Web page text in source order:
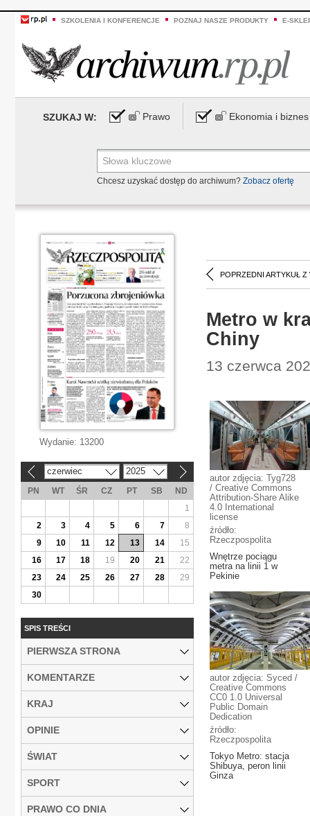
SZKOLENIA I KONFERENCJE POZNAJ NASZE PRODUKTY E-
SZUKAJ W: Prawo Ekonomia i biznes
Chcesz uzyskać dostęp do archiwum? Zobacz ofertę
POPRZEDNI ARTYKUŁ Z
Metro w
Chiny
13 czerwca
autor zdjęcia: Tyg728
/ Creative Commons
Attribution-Share Alike
4.0 International
license
źródło:
Rzeczpospolita
Wnętrze pociągu
metra na linii 1 w
Pekinie
autor zdjęcia: Syced /
Creative Commons
CC0 1.0 Universal
Public Domain
Dedication
źródło:
Rzeczpospolita
Tokyo Metro: stacja
Shibuya, peron linii
Ginza
Wydanie: 13200
czerwiec 2025
PN WT ŚR CZ PT SB
ND
1
2
3 4 5 6 7
8
9
10 11 12 13 14
15
16
17 18 19 20 21
22
23
24 25 26 27 28
29
30
SPIS TREŚCI
PIERWSZA STRONA
KOMENTARZE
KRAJ
OPINIE
ŚWIAT
SPORT
PRAWO CO DNIA